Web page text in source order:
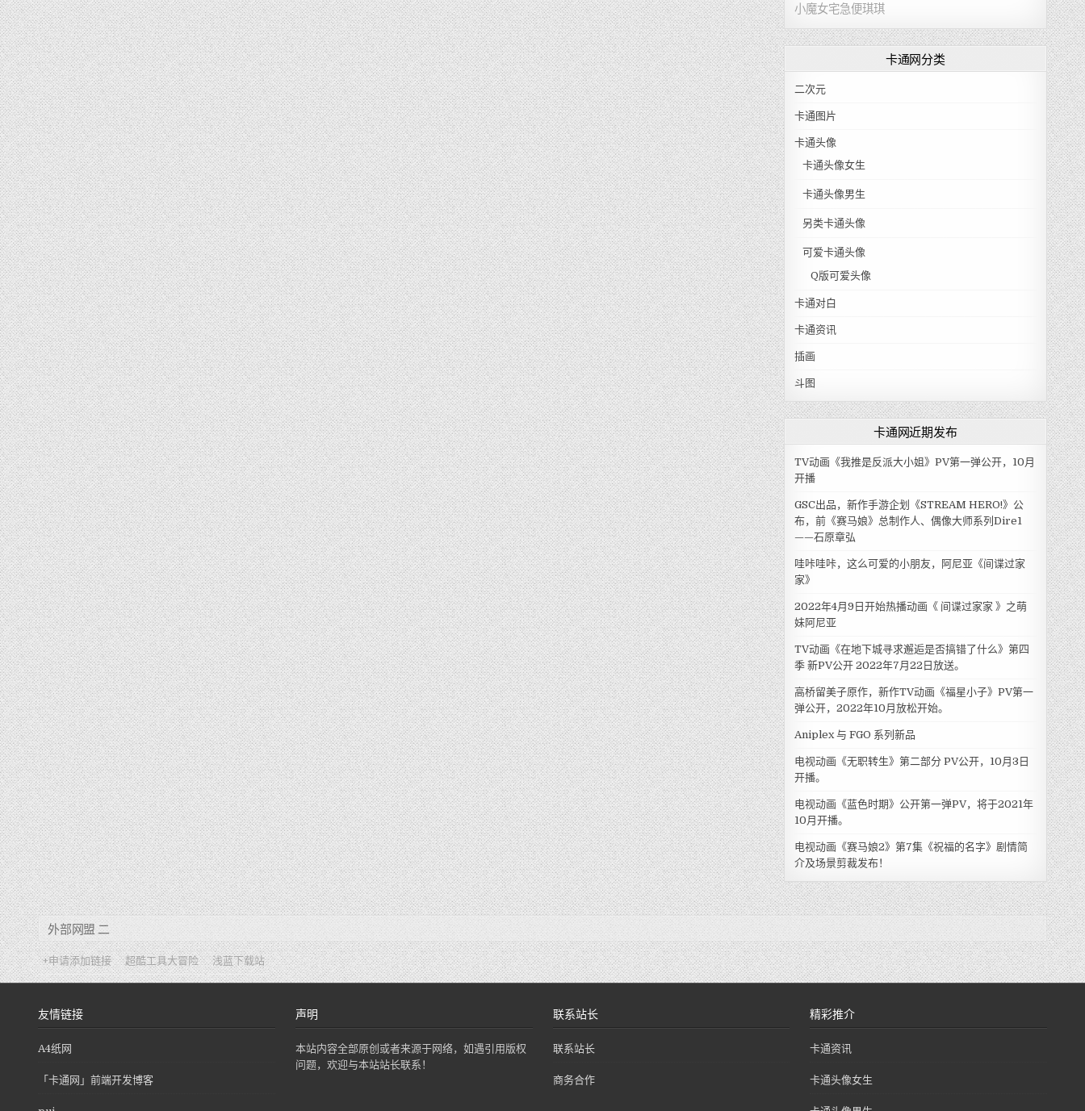
小魔女宅急便琪琪
卡通网分类
二次元
卡通图片
卡通头像
卡通头像女生
卡通头像男生
另类卡通头像
可爱卡通头像
Q版可爱头像
卡通对白
卡通资讯
插画
斗图
卡通网近期发布
TV动画《我推是反派大小姐》PV第一弹公开，10月
开播
GSC出品，新作手游企划《STREAM HERO!》公
布，前《赛马娘》总制作人、偶像大师系列Dire1
——石原章弘
哇咔哇咔，这么可爱的小朋友，阿尼亚《间谍过家
家》
2022年4月9日开始热播动画《 间谍过家家 》之萌
妹阿尼亚
TV动画《在地下城寻求邂逅是否搞错了什么》第四
季 新PV公开 2022年7月22日放送。
高桥留美子原作，新作TV动画《福星小子》PV第一
弹公开，2022年10月放松开始。
Aniplex 与 FGO 系列新品
电视动画《无职转生》第二部分 PV公开，10月3日
开播。
电视动画《蓝色时期》公开第一弹PV，将于2021年
10月开播。
电视动画《赛马娘2》第7集《祝福的名字》剧情简
介及场景剪裁发布！
外部网盟 二
+申请添加链接 超酷工具大冒险 浅蓝下载站
友情链接
A4纸网
「卡通网」前端开发博客
声明
本站内容全部原创或者来源于网络，如遇引用版权
问题，欢迎与本站站长联系！
联系站长
联系站长
商务合作
精彩推介
卡通资讯
卡通头像女生